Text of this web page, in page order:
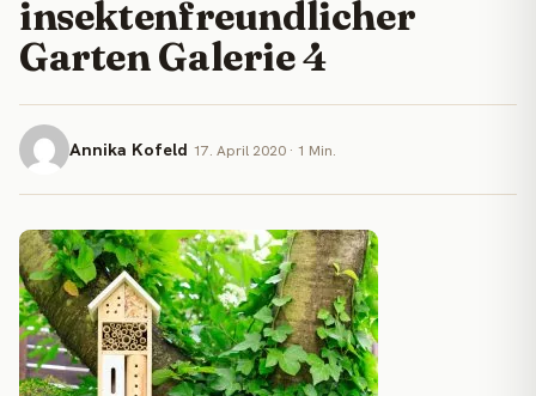
insektenfreundlicher
Garten Galerie 4
Annika Kofeld 17. April 2020 · 1 Min.